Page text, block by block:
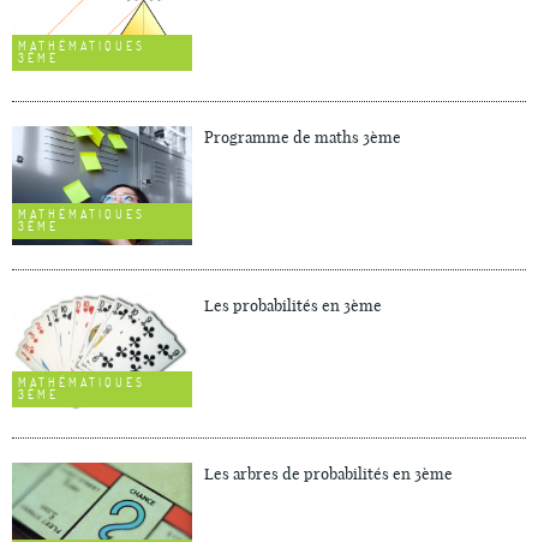
MATHÉMATIQUES
3ÈME
MATHÉMATIQUES
3ÈME
Programme de maths 3ème
MATHÉMATIQUES
3ÈME
Les probabilités en 3ème
Les arbres de probabilités en 3ème